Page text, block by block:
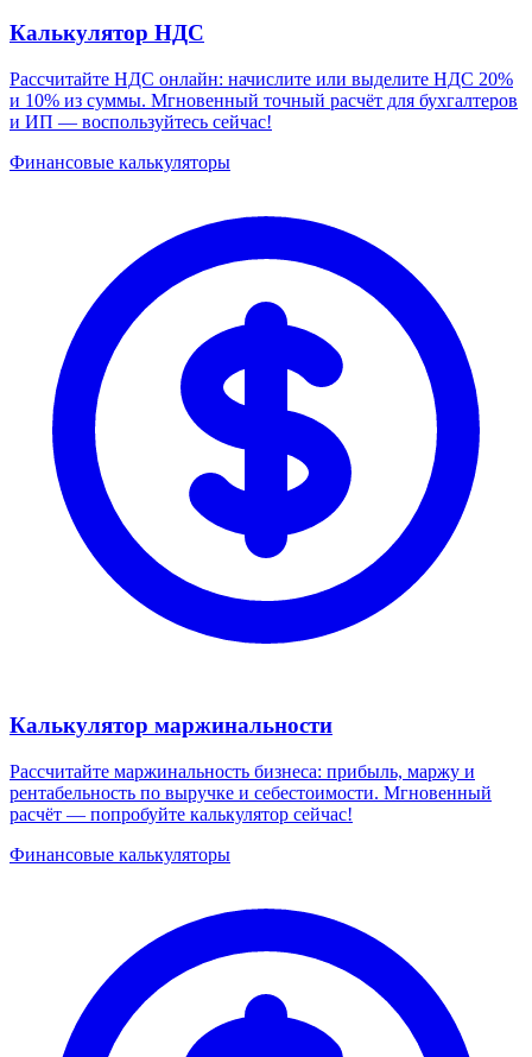
Калькулятор НДС
Рассчитайте НДС онлайн: начислите или выделите НДС 20%
и 10% из суммы. Мгновенный точный расчёт для бухгалтеров
и ИП — воспользуйтесь сейчас!
Финансовые калькуляторы
Калькулятор маржинальности
Рассчитайте маржинальность бизнеса: прибыль, маржу и
рентабельность по выручке и себестоимости. Мгновенный
расчёт — попробуйте калькулятор сейчас!
Финансовые калькуляторы